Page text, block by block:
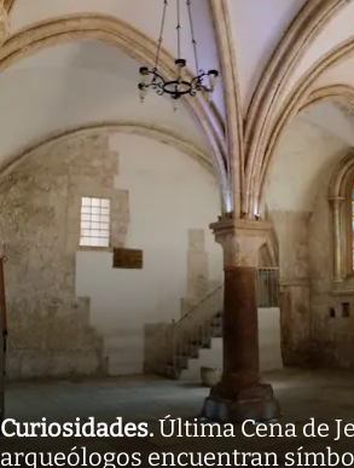
Curiosidades.Última Cena de
arqueólogos encuentran